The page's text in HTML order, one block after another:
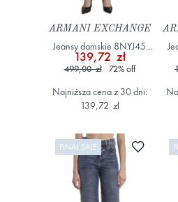
ARMANI EXCHANGE
Jeansy damskie 8NYJ45
Y2H3Z Niebieski
139,72 zł
499,00 zł 72%off
Najniższa cena z 30 dni:
139,72 zł
FINAL SALE Dodaj